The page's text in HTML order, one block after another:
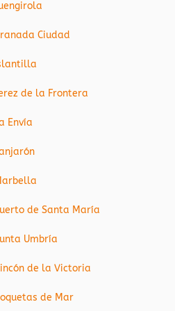
Ciudad
de la Frontera
Envía
de Santa María
Umbría
de la Victoria
de Mar